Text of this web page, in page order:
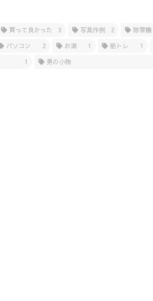
買って良かった 3 写真作例 2 除雪機
パソコン 2 お酒 1 筋トレ 1
1 男の小物